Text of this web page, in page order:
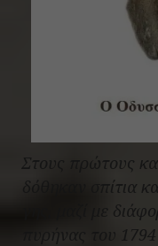
Στους πρώτους
δόθηκαν σπίτια
γης, μαζί με
πυρήνας του